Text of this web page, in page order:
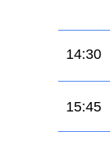
15:45
14:30